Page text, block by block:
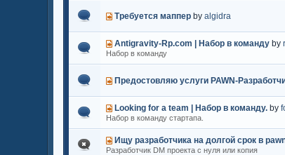
Требуется маппер byalgidra
Antigravity-Rp.com | Набор в команду by
Набор в команду
Предостовляю услуги PAWN-
Looking for a team | Набор в команду. by
Набор в команду стартапа.
Ищу разработчика на долгой срок в
Разработчик DM проекта с нуля или копия